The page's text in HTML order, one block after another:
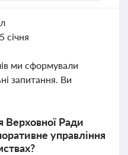
січня
ми сформували
запитання. Ви
Верховної Ради
управління